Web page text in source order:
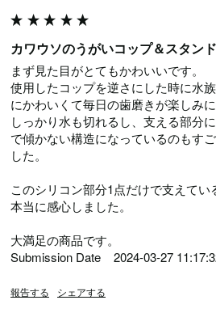
カワウソのうがいコップ＆スタンド
まず見た目がとてもかわいいです。
使用したコップを逆さにした時に水
にかわいくて毎日の歯磨きが楽しみに
しっかり水も切れるし、支える部分
で傾かない構造になっているのもす
した。
このシリコン部分1点だけで支えて
本当に感心しました。
大満足の商品です。
Submission Date	2024-03-27
報告する シェアする